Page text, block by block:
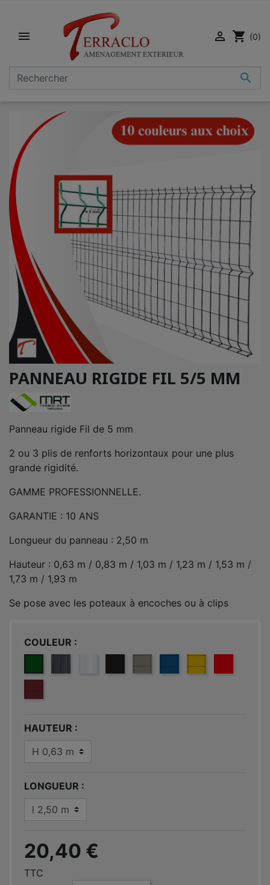


 shopping_cart (0)
PANNEAU RIGIDE FIL 5/5 MM
Panneau rigide Fil de 5 mm
2 ou 3 plis de renforts horizontaux pour une plus
grande rigidité.
GAMME PROFESSIONNELLE.
GARANTIE : 10 ANS
Longueur du panneau : 2,50 m
Hauteur : 0,63 m / 0,83 m / 1,03 m / 1,23 m / 1,53 m /
1,73 m / 1,93 m
Se pose avec les poteaux à encoches ou à clips
COULEUR
VERT 6005
GRIS CLAIR 7030
BLEU 5005JAUNE 1021
HAUTEUR
LONGUEUR
20,40 €
TTC